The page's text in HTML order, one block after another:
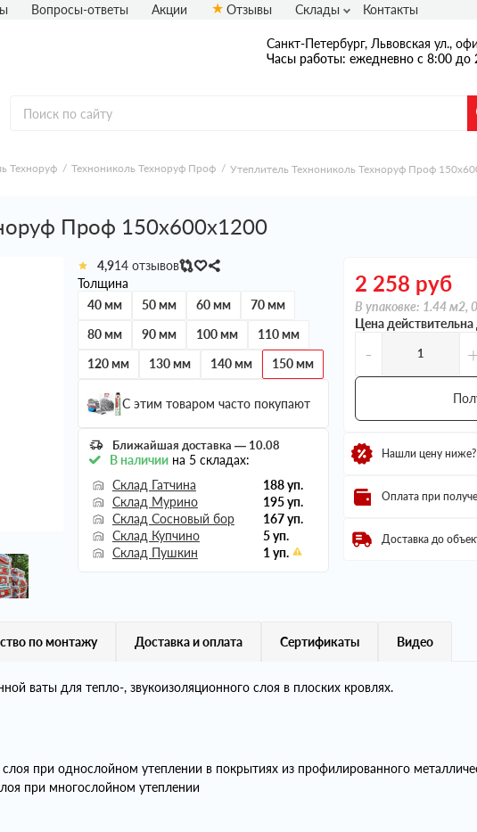
Санкт-Петербург, Львовская ул.,
Часы работы: ежедневно с 8:00 до
Вопросы-ответы Акции Отзывы Склады Контакты
Техноруф Технониколь Техноруф Проф Утеплитель Технониколь Техноруф Проф
Проф 150х600х1200
4,9
14 отзывов
Толщина
40 мм
50 мм 60 мм
70 мм
80 мм
90 мм 100 мм
110 мм
120 мм
130 мм 140 мм 150 мм
С этим товаром часто покупают
Ближайшая доставка — 10.08
В наличиина 5 складах:
Склад Гатчина
188 уп.
Склад Мурино
195 уп.
Склад Сосновый бор
167 уп.
Склад Купчино
5 уп.
Склад Пушкин
1 уп.
2 258 руб
В упаковке: 1.44 м2,
Цена
-
Нашли цену
Оплата при
Доставка до
по монтажу Доставка и оплата Сертификаты Видео
ваты для тепло-, звукоизоляционного слоя в плоских кровлях.
при однослойном утеплении в покрытиях из профилированного
при многослойном утеплении